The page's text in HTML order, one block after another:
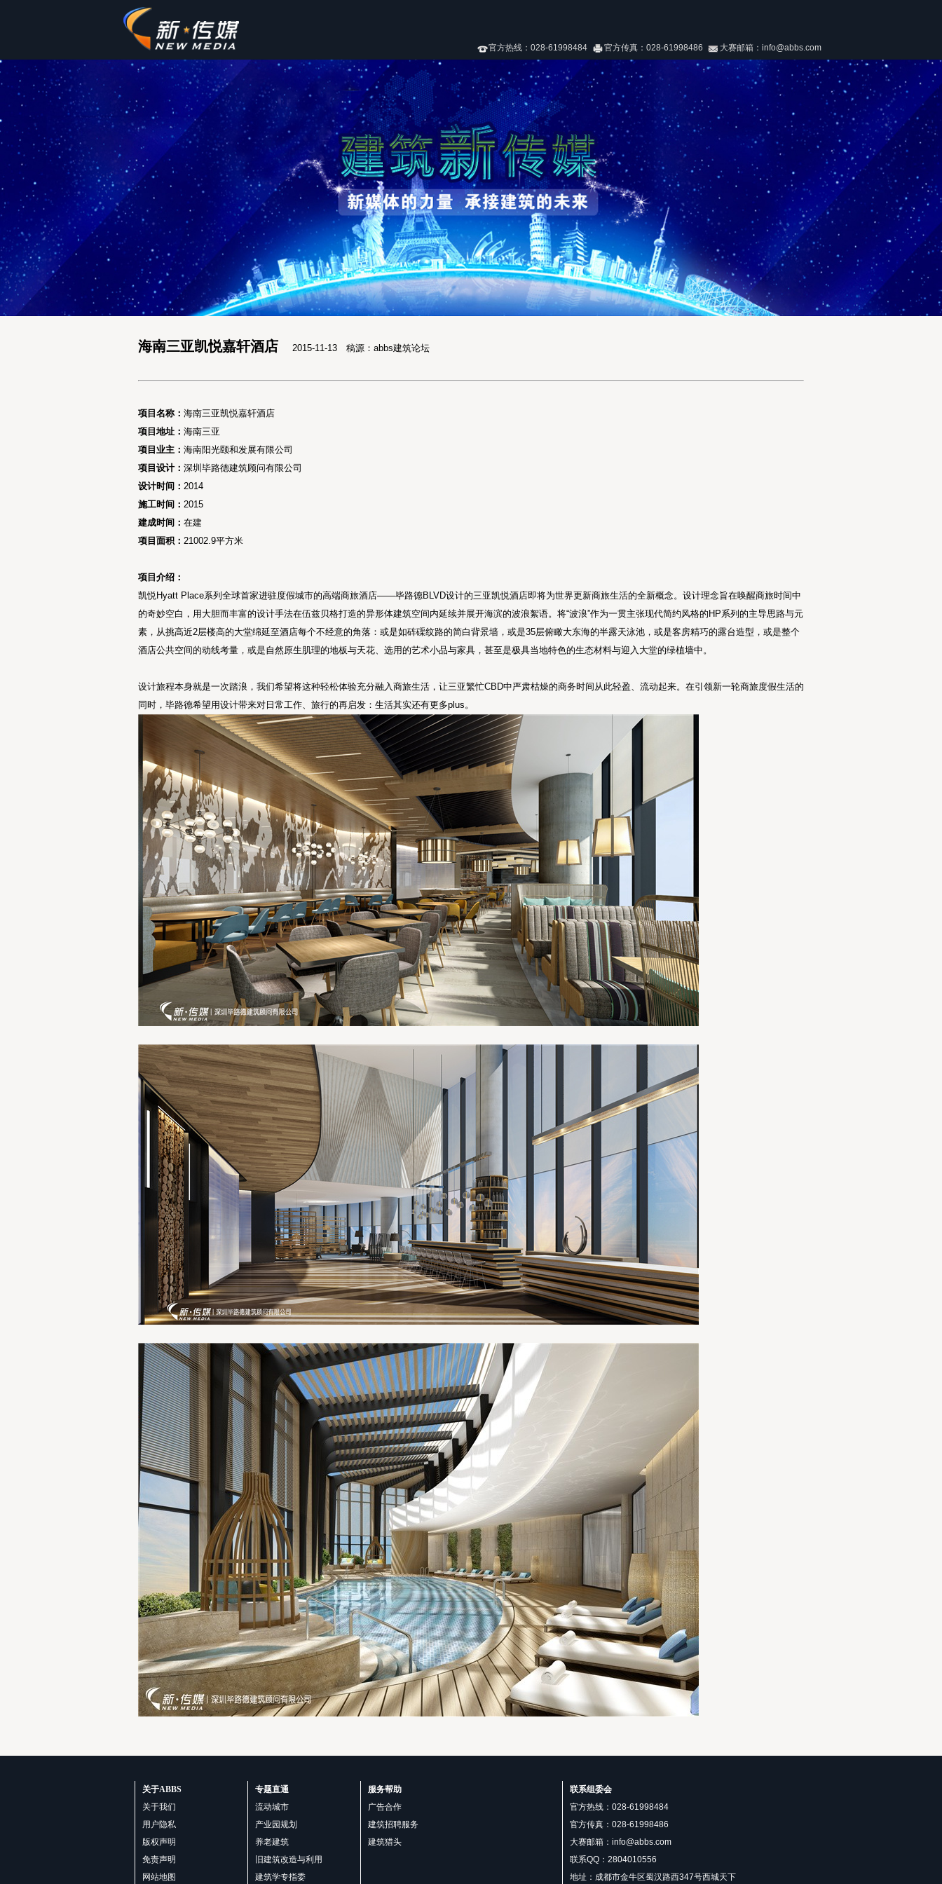
官方热线：028-61998484 官方传真：028-61998486 大赛邮箱：info@abbs.com
海南三亚凯悦嘉轩酒店 2015-11-13 稿源：abbs建筑论坛
项目名称： 海南三亚凯悦嘉轩酒店
项目地址： 海南三亚
项目业主： 海南阳光颐和发展有限公司
项目设计： 深圳毕路德建筑顾问有限公司
设计时间： 2014
施工时间： 2015
建成时间： 在建
项目面积： 21002.9平方米
项目介绍：
凯悦Hyatt Place系列全球首家进驻度假城市的高端商旅酒店——毕路德BLVD设计的三亚凯悦酒店即将为世界更新商旅生活的全新概念。设计理念旨在唤醒商旅时间中
的奇妙空白，用大胆而丰富的设计手法在伍兹贝格打造的异形体建筑空间内延续并展开海滨的波浪絮语。将“波浪”作为一贯主张现代简约风格的HP系列的主导思路与元
素，从挑高近2层楼高的大堂绵延至酒店每个不经意的角落：或是如砗磲纹路的简白背景墙，或是35层俯瞰大东海的半露天泳池，或是客房精巧的露台造型，或是整个
酒店公共空间的动线考量，或是自然原生肌理的地板与天花、选用的艺术小品与家具，甚至是极具当地特色的生态材料与迎入大堂的绿植墙中。
设计旅程本身就是一次踏浪，我们希望将这种轻松体验充分融入商旅生活，让三亚繁忙CBD中严肃枯燥的商务时间从此轻盈、流动起来。在引领新一轮商旅度假生活的
同时，毕路德希望用设计带来对日常工作、旅行的再启发：生活其实还有更多plus。
关于ABBS
关于我们
用户隐私
版权声明
免责声明
网站地图
专题直通
流动城市
产业园规划
养老建筑
旧建筑改造与利用
建筑学专指委
服务帮助
广告合作
建筑招聘服务
建筑猎头
联系组委会
官方热线：028-61998484
官方传真：028-61998486
大赛邮箱：info@abbs.com
联系QQ：2804010556
地址：成都市金牛区蜀汉路西347号西城天下